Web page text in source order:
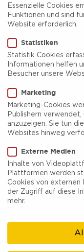
„Hier wo das Herz
– die kultige
Bochum und
Essenzielle Cookies
Funktionen und sind
Website erforderlich.
Statistiken
Statistik Cookies
Informationen helfen
Besucher unsere
Marketing
Marketing-Cookies
Publishern
anzuzeigen. Sie tun
Websites hinweg
Externe Medien
Inhalte von
Plattformen werden
Cookies von
der Zugriff auf diese
mehr.